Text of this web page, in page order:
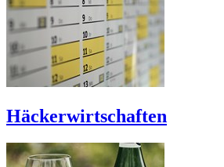
Häckerwirtschaften